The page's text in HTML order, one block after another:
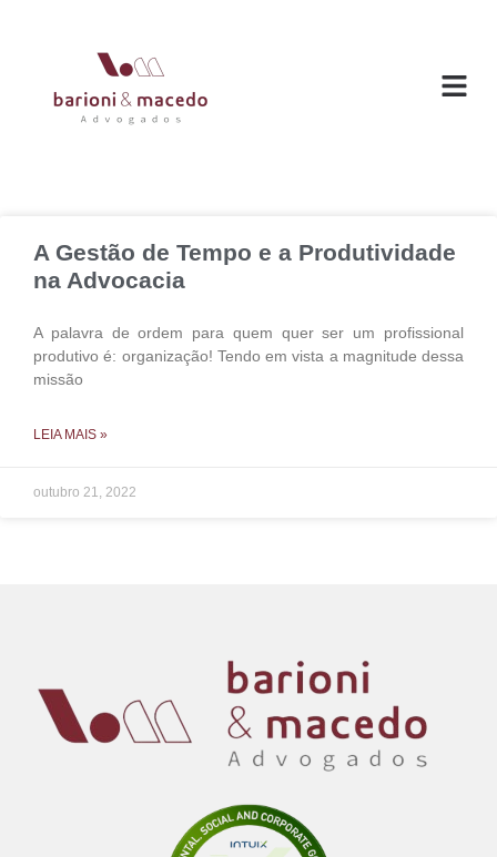
A Gestão de Tempo e a Produtividade
na Advocacia
A palavra de ordem para quem quer ser um profissional
produtivo é: organização! Tendo em vista a magnitude dessa
missão
LEIA MAIS »
outubro 21, 2022